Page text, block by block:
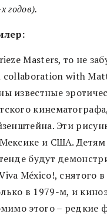
годов).
Masters, то не
collaboration with
известные
Эти
и США.
будут
México!, снятого
в 1979-м, и
этого – редкие